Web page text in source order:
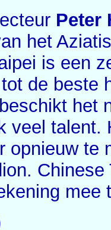
Peter
het
is een
de beste
het
veel talent.
opnieuw te
mee